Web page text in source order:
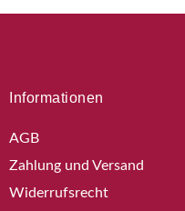
Informationen
AGB
Zahlung und Versand
Widerrufsrecht